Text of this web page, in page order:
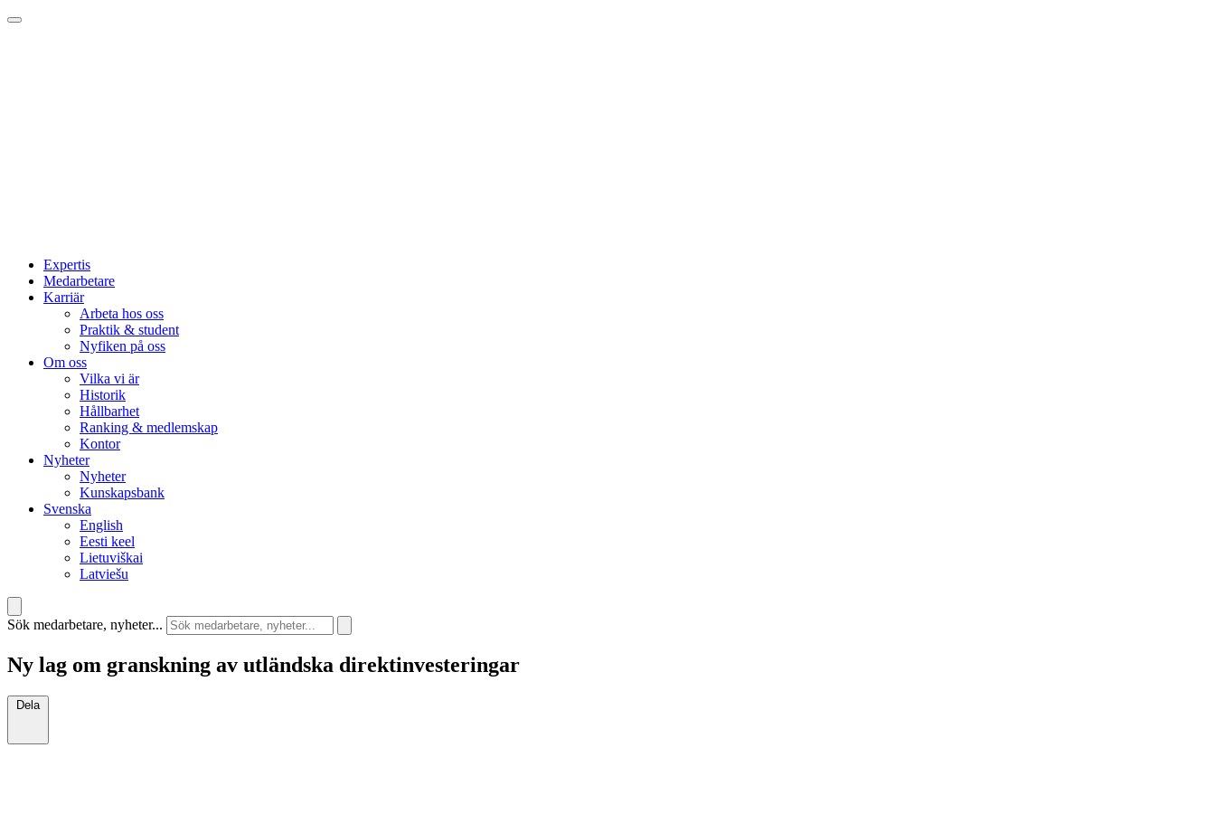
Expertis
Medarbetare
Karriär
Arbeta hos oss
Praktik & student
Nyfiken på oss
Om oss
Vilka vi är
Historik
Hållbarhet
Ranking & medlemskap
Kontor
Nyheter
Nyheter
Kunskapsbank
Svenska
English
Eesti keel
Lietuviškai
Latviešu
Sök medarbetare, nyheter...
Ny lag om granskning av utländska direktinvesteringar
Dela